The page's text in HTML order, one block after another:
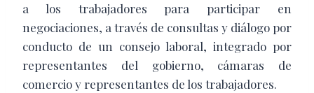
a los trabajadores para participar en
negociaciones, a través de consultas y diálogo por
conducto de un consejo laboral, integrado por
representantes del gobierno, cámaras de
comercio y representantes de los trabajadores.